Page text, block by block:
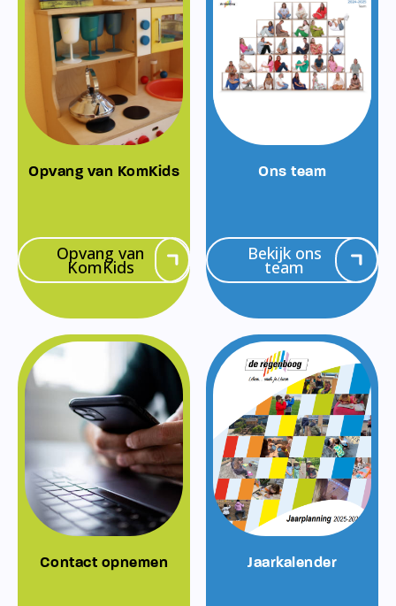
Opvang van KomKids
Opvang van
KomKids
Ons team
Bekijk ons
team
Contact opnemen Jaarkalender